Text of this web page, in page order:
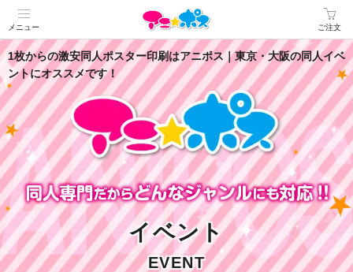
メニュー ご注文
1枚からの激安同人ポスター印刷はアニポス｜東京・大阪の同人イベ
ントにオススメです！
イベント
EVENT